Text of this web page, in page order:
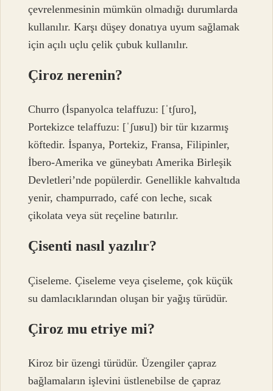
çevrelenmesinin mümkün olmadığı durumlarda
kullanılır. Karşı düşey donatıya uyum sağlamak
için açılı uçlu çelik çubuk kullanılır.
Çiroz nerenin?
Churro (İspanyolca telaffuzu: [ˈtʃuro],
Portekizce telaffuzu: [ˈʃuʁu]) bir tür kızarmış
köftedir. İspanya, Portekiz, Fransa, Filipinler,
İbero-Amerika ve güneybatı Amerika Birleşik
Devletleri’nde popülerdir. Genellikle kahvaltıda
yenir, champurrado, café con leche, sıcak
çikolata veya süt reçeline batırılır.
Çisenti nasıl yazılır?
Çiseleme. Çiseleme veya çiseleme, çok küçük
su damlacıklarından oluşan bir yağış türüdür.
Çiroz mu etriye mi?
Kiroz bir üzengi türüdür. Üzengiler çapraz
bağlamaların işlevini üstlenebilse de çapraz